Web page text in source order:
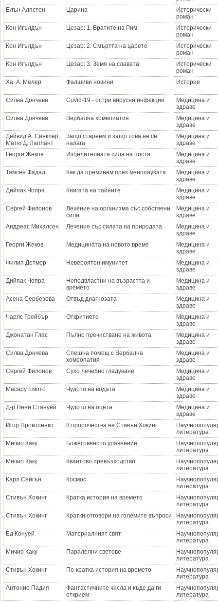
Елън Алпстен
Царина
Исторически
роман
Кон Игълдън
Цезар: 1. Вратите на Рим
Исторически
роман
Кон Игълдън
Цезар: 2. Смъртта на царете
Исторически
роман
Кон Игълдън
Цезар: 3. Земя на славата
Исторически
роман
Ха. А. Мелер
Фалшиви новини История
Силва Дончева Covid-19 - остри вирусни инфекции
Медицина и
здраве
Силва Дончева
Вербална хомеопатия
Медицина и
здраве
Дейвид А. Синклер,
Матю Д. Лаплант
Защо стареем и защо това не се
налага
Медицина и
здраве
Георги Жеков
Изцелителната сила на поста
Медицина и
здраве
Тамсен Фадал
Как да преминем през менопаузата
Медицина и
здраве
Дийпак Чопра
Книгата на тайните
Медицина и
здраве
Сергей Филонов
Лечение на организма със собствени
сили
Медицина и
здраве
Андреас Михалсен
Лечение със силата на природата
Медицина и
здраве
Георги Жеков
Медицината на новото време
Медицина и
здраве
Филип Детмер
Невероятен имунитет
Медицина и
здраве
Дийпак Чопра
Неподвластни на възрастта и
времето
Медицина и
здраве
Асена Сербезова
Отвъд диагнозата
Медицина и
здраве
Чарлс Грейбър
Откритието
Медицина и
здраве
Джонатан Глас
Пълно пречистване на живота
Медицина и
здраве
Силва Дончева
Спешна помощ с Вербална
хомеопатия
Медицина и
здраве
Сергей Филонов
Сухо лечебно гладуване
Медицина и
здраве
Масару Емото
Чудото на водата
Медицина и
здраве
Д-р Пени Стануей
Чудото на оцета
Медицина и
здраве
Игор Прокопенко
8 пророчества на Стивън Хокинг
литература
Мичио Каку
Божественото уравнение
литература
Мичио Каку
Квантово превъзходство
литература
Карл Сейгън
Космос
литература
Стивън Хокинг
Кратка история на времето
литература
Стивън Хокинг
Кратки отговори на големите въпроси
литература
Ед Конуей
Материалният свят
литература
Мичио Каку
Паралелни светове
литература
Стивън Хокинг
По-кратка история на времето
литература
Антонио Падия
Фантастичните числа и къде да ги
открием
литература